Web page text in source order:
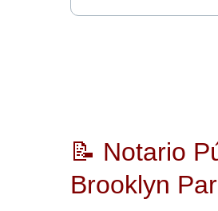
📝 Notario
Brooklyn